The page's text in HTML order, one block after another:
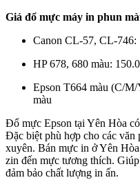
Giá đổ mực máy in phun
Canon CL-57, CL-
HP 678, 680 màu:
Epson T664 màu (C/
màu
Đổ mực Epson tại Yên Hòa
Đặc biệt phù hợp cho các văn
xuyên. Bán mực in ở Yên
zin đến mực tương thích.
đảm bảo chất lượng in ấn.